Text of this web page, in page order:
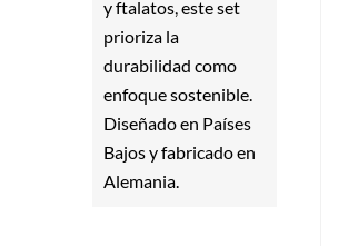
y ftalatos, este set
prioriza la
durabilidad como
enfoque sostenible.
Diseñado en Países
Bajos y fabricado en
Alemania.